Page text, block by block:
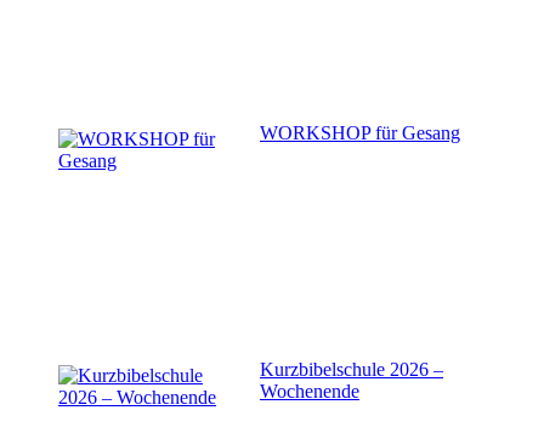
WORKSHOP für Gesang
Kurzbibelschule 2026 –
Wochenende